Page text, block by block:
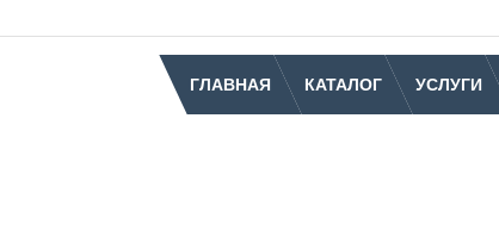
ГЛАВНАЯ КАТАЛОГ УСЛУГИ